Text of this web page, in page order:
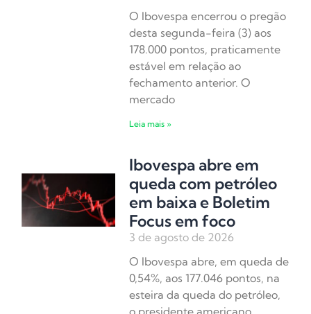
O Ibovespa encerrou o pregão
desta segunda-feira (3) aos
178.000 pontos, praticamente
estável em relação ao
fechamento anterior. O
mercado
Leia mais »
Ibovespa abre em
queda com petróleo
em baixa e Boletim
Focus em foco
3 de agosto de 2026
O Ibovespa abre, em queda de
0,54%, aos 177.046 pontos, na
esteira da queda do petróleo,